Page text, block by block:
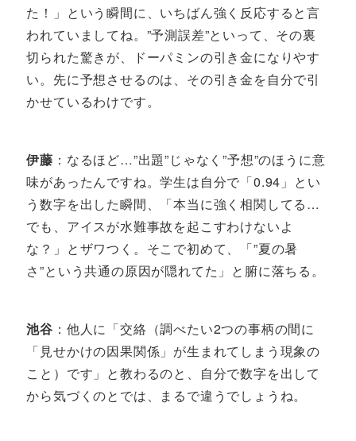
た！」という瞬間に、いちばん強く反応すると言
われていましてね。”予測誤差”といって、その裏
切られた驚きが、ドーパミンの引き金になりやす
い。先に予想させるのは、その引き金を自分で引
かせているわけです。
伊藤 ：なるほど…”出題”じゃなく”予想”のほうに意
味があったんですね。学生は自分で「0.94」とい
う数字を出した瞬間、「本当に強く相関してる…
でも、アイスが水難事故を起こすわけないよ
な？」とザワつく。そこで初めて、「”夏の暑
さ”という共通の原因が隠れてた」と腑に落ちる。
池谷 ：他人に「交絡（調べたい2つの事柄の間に
「見せかけの因果関係」が生まれてしまう現象の
こと）です」と教わるのと、自分で数字を出して
から気づくのとでは、まるで違うでしょうね。